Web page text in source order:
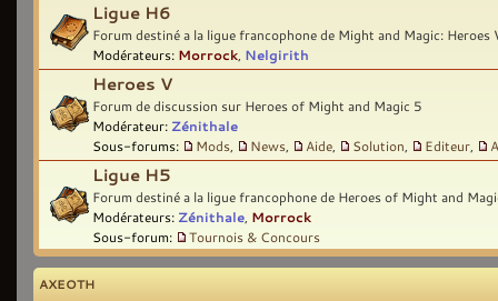
Ligue H6
Forum destiné a la ligue francophone de Might and Magic: Heroes
Modérateurs: Morrock Nelgirith
Heroes V
Forum de discussion sur Heroes of Might and Magic 5
Modérateur: Zénithale
Sous-forums:
Mods News Aide Solution Editeur
Ligue H5
Forum destiné a la ligue francophone de Heroes of Might and
Modérateurs: Zénithale Morrock
Sous-forum:
Tournois & Concours
AXEOTH